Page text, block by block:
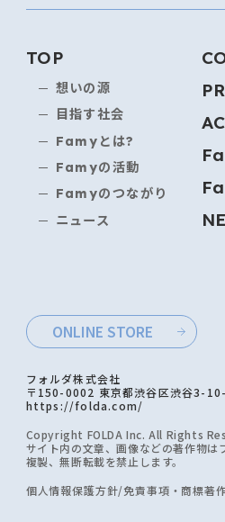
TOP
想いの源
目指す社会
Famyとは?
Famyの活動
Famyのつながり
ニュース
ONLINE STORE
フォルダ株式会社
〒150-0002 東京都渋谷区渋谷3-
https://folda.com/
Copyright FOLDA Inc. All Rights
サイト内の文章、画像などの著作物は
複製、無断転載を禁止します。
個人情報保護方針/免責事項・商標著